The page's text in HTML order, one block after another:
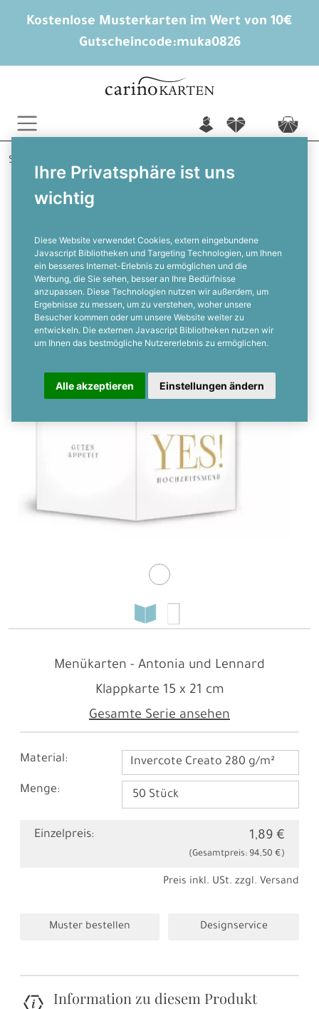
Kostenlose Musterkarten im Wert von 10€
Gutscheincode:muka0826
Ihre Privatsphäre ist uns
wichtig
Diese Website verwendet Cookies, extern eingebundene
Javascript Bibliotheken und Targeting Technologien, um Ihnen
ein besseres Internet-Erlebnis zu ermöglichen und die
Werbung, die Sie sehen, besser an Ihre Bedürfnisse
anzupassen. Diese Technologien nutzen wir außerdem, um
Ergebnisse zu messen, um zu verstehen, woher unsere
Besucher kommen oder um unsere Website weiter zu
entwickeln. Die externen Javascript Bibliotheken nutzen wir
um Ihnen das bestmögliche Nutzererlebnis zu ermöglichen.
Alle akzeptieren Einstellungen ändern
n f c
Startseite
Menükarten Hochzeit
Antonia und Lennard
Schlichte Menükarte mit großem YES
Menükarten - Antonia und Lennard
Gesamte Serie ansehen
Klappkarte 15 x 21 cm
Material: Invercote Creato 280 g/m²
Menge:
Einzelpreis: 1,89 €
(Gesamtpreis: 94,50 €)
Preis inkl. USt. zzgl. Versand
Muster bestellen Designservice
Information zu diesem Produkt